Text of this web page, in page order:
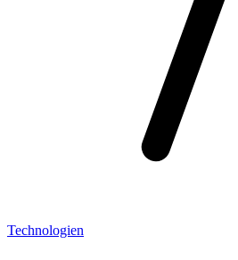
Technologien